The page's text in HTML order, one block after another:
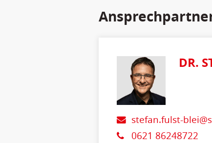
DR.
stefan.fulst-
0621 86248722